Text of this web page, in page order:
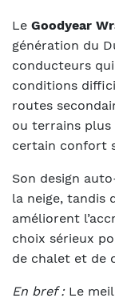
Le Goodyear
génération du
conducteurs
conditions
routes
ou terrains
certain confort
Son design
la neige, tandis
améliorent
choix sérieux
de chalet et de
En bref :Le